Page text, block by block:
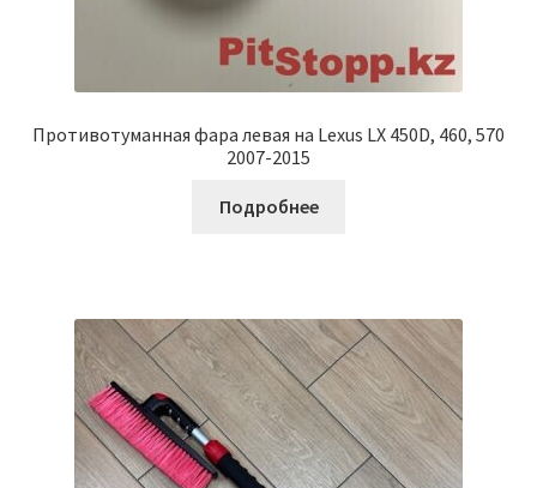
Противотуманная фара левая на Lexus LX 450D, 460, 570
2007-2015
Подробнее